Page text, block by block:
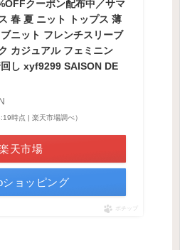
クーポン配布中／サマ
春 夏 ニット トップス 薄
ニット フレンチスリーブ
カジュアル フェミニン
し xyf9299 SAISON DE
時点 | 楽天市場調べ）
天市場
ショッピング
ポチップ